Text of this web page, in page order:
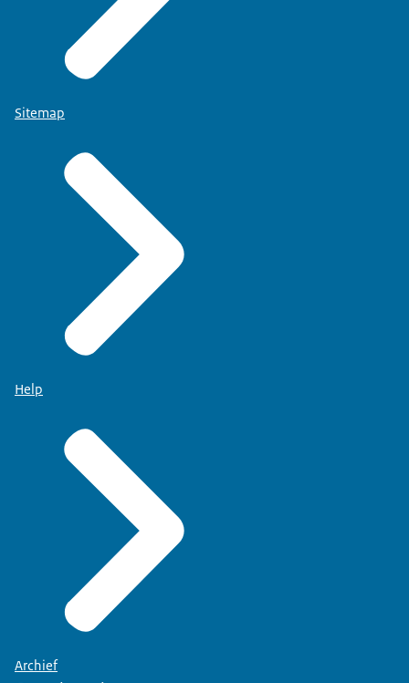
Sitemap
Help
Archief